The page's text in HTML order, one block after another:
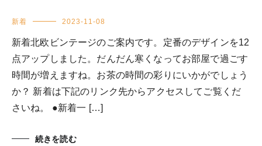
新着 2023-11-08
新着北欧ビンテージのご案内です。定番のデザインを12
点アップしました。だんだん寒くなってお部屋で過ごす
時間が増えますね。お茶の時間の彩りにいかがでしょう
か？ 新着は下記のリンク先からアクセスしてご覧くだ
さいね。 ●新着一 […]
続きを読む